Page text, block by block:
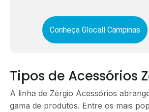
Conheça Glocall Campinas
Tipos de Acessórios
A linha de Zérgio Acessórios
gama de produtos. Entre os mais